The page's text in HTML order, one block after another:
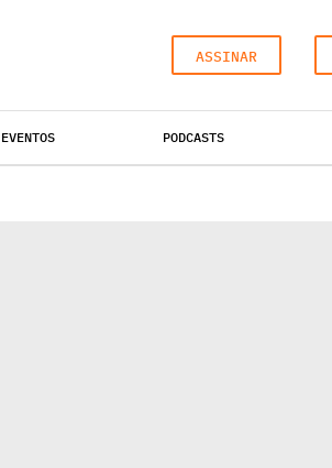
ASSINAR
EVENTOS PODCASTS